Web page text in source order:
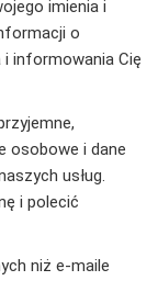
imienia i
o
informowania Cię
osobowe i dane
usług.
i polecić
niż e-maile